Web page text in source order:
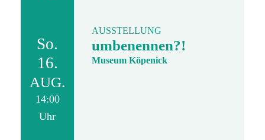
So.
16.
AUG.
14:00
Uhr
AUSSTELLUNG
umbenennen?!
Museum Köpenick